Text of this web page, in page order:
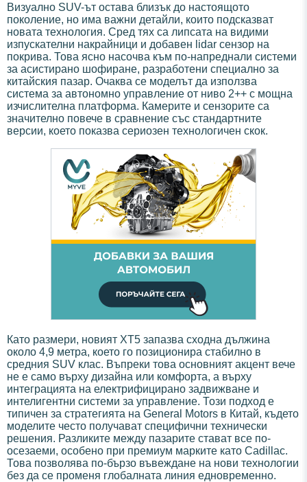
Визуално SUV-ът остава близък до настоящото
поколение, но има важни детайли, които подсказват
новата технология. Сред тях са липсата на видими
изпускателни накрайници и добавен lidar сензор на
покрива. Това ясно насочва към по-напреднали системи
за асистирано шофиране, разработени специално за
китайския пазар. Очаква се моделът да използва
система за автономно управление от ниво 2++ с мощна
изчислителна платформа. Камерите и сензорите са
значително повече в сравнение със стандартните
версии, което показва сериозен технологичен скок.
Като размери, новият XT5 запазва сходна дължина
около 4,9 метра, което го позиционира стабилно в
средния SUV клас. Въпреки това основният акцент вече
не е само върху дизайна или комфорта, а върху
интеграцията на електрифицирано задвижване и
интелигентни системи за управление. Този подход е
типичен за стратегията на General Motors в Китай, където
моделите често получават специфични технически
решения. Разликите между пазарите стават все по-
осезаеми, особено при премиум марките като Cadillac.
Това позволява по-бързо въвеждане на нови технологии
без да се променя глобалната линия едновременно.